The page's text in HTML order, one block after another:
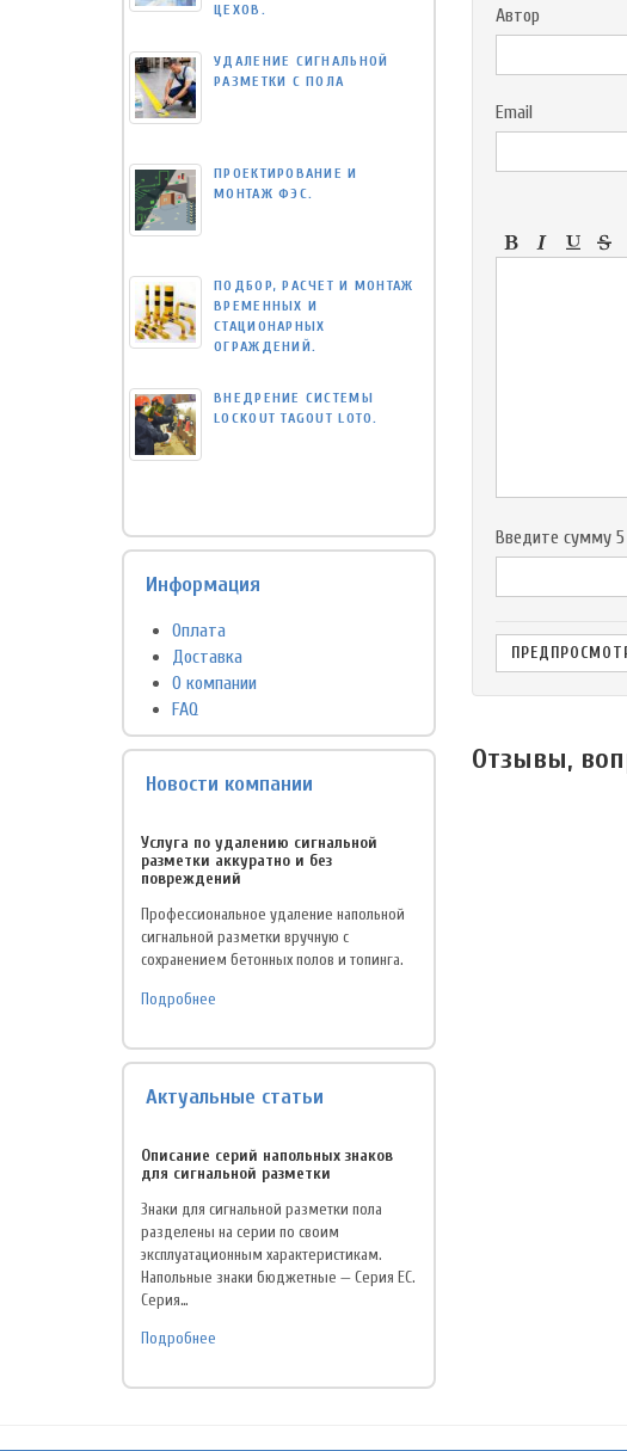
Автор
Email
Введите сумму
Отзывы,
ЦЕХОВ.
УДАЛЕНИЕ СИГНАЛЬНОЙ
РАЗМЕТКИ С ПОЛА
ПРОЕКТИРОВАНИЕ И
МОНТАЖ ФЭС.
ПОДБОР, РАСЧЕТ И МОНТАЖ
ВРЕМЕННЫХ И
СТАЦИОНАРНЫХ
ОГРАЖДЕНИЙ.
ВНЕДРЕНИЕ СИСТЕМЫ
LOCKOUT TAGOUT LOTO.
Информация
Оплата
Доставка
О компании
FAQ
Новости компании
Услуга по удалению сигнальной
разметки аккуратно и без
повреждений
Профессиональное удаление напольной
сигнальной разметки вручную с
сохранением бетонных полов и топинга.
Подробнее
Актуальные статьи
Описание серий напольных знаков
для сигнальной разметки
Знаки для сигнальной разметки пола
разделены на серии по своим
эксплуатационным характеристикам.
Напольные знаки бюджетные — Серия EC.
Серия…
Подробнее